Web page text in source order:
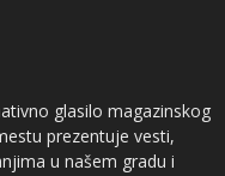
glasilo magazinskog
prezentuje vesti,
u našem gradu i